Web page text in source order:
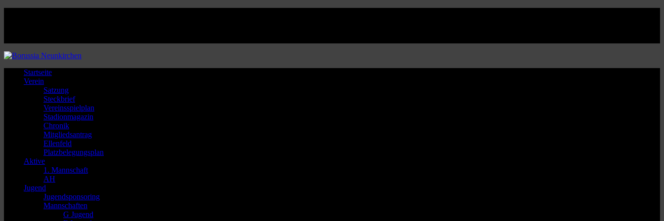
Startseite
Verein
Satzung
Steckbrief
Vereinsspielplan
Stadionmagazin
Chronik
Mitgliedsantrag
Ellenfeld
Platzbelegungsplan
Aktive
1. Mannschaft
AH
Jugend
Jugendsponsoring
Mannschaften
G Jugend